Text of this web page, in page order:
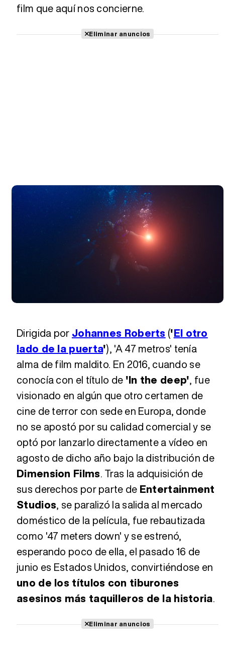
film que aquí nos concierne.
Eliminar anuncios
Dirigida por Johannes Roberts ('El otro
lado de la puerta'), 'A 47 metros' tenía
alma de film maldito. En 2016, cuando se
conocía con el título de 'In the deep', fue
visionado en algún que otro certamen de
cine de terror con sede en Europa, donde
no se apostó por su calidad comercial y se
optó por lanzarlo directamente a vídeo en
agosto de dicho año bajo la distribución de
Dimension Films. Tras la adquisición de
sus derechos por parte de Entertainment
Studios, se paralizó la salida al mercado
doméstico de la película, fue rebautizada
como '47 meters down' y se estrenó,
esperando poco de ella, el pasado 16 de
junio es Estados Unidos, convirtiéndose en
uno de los títulos con tiburones
asesinos más taquilleros de la historia.
Eliminar anuncios